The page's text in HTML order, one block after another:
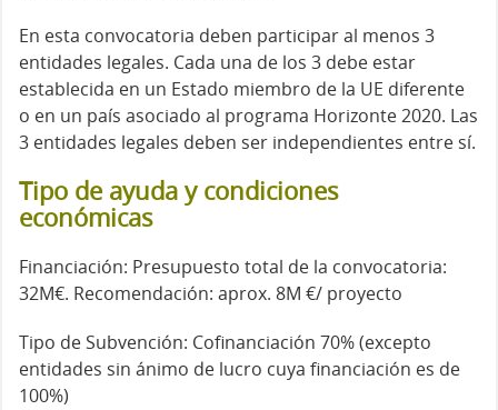
En esta convocatoria deben participar al menos 3
entidades legales. Cada una de los 3 debe estar
establecida en un Estado miembro de la UE diferente
o en un país asociado al programa Horizonte 2020. Las
3 entidades legales deben ser independientes entre sí.
Tipo de ayuda y condiciones
económicas
Financiación: Presupuesto total de la convocatoria:
32M€. Recomendación: aprox. 8M €/ proyecto
Tipo de Subvención: Cofinanciación 70% (excepto
entidades sin ánimo de lucro cuya financiación es de
100%)